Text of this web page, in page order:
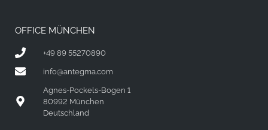
OFFICE MÜNCHEN
+49 89 55270890
info@antegma.com
Agnes-Pockels-Bogen 1
80992 München
Deutschland